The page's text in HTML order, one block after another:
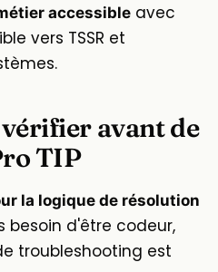
accessible avec
vers TSSR et
vérifier avant de
TIP
la logique de résolution
besoin d'être codeur,
troubleshooting est